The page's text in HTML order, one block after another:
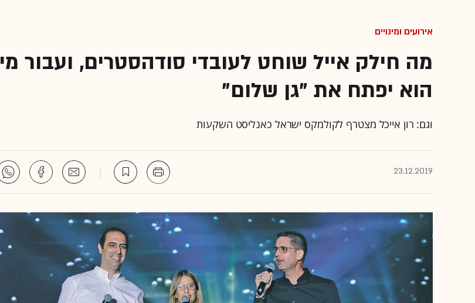
אירועים ומינויים
מה חילק אייל שוחט לעובדי סודהסטרים, ועבור מי
הוא יפתח את "גן שלום"
וגם: רון אייכל מצטרף לקולמקס ישראל כאנליסט השקעות
23.12.2019